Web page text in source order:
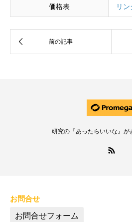
価格表 リン
研究の『あったらいいな』が
お問合せ
お問合せフォーム